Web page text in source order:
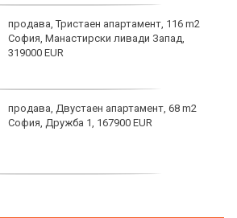
продава, Тристаен апартамент, 116 m2
София, Манастирски ливади Запад,
319000 EUR
продава, Двустаен апартамент, 68 m2
София, Дружба 1, 167900 EUR